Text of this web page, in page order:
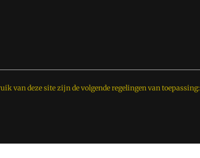
van deze site zijn de volgende regelingen van toepassing: